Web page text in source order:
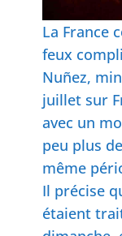
La France
feux
Nuñez,
juillet sur
avec un
peu plus
même
Il précise
étaient